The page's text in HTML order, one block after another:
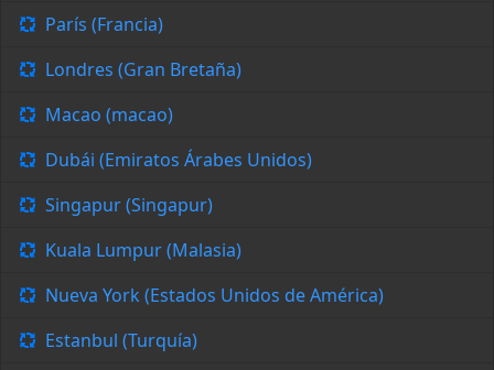
París (Francia)
Londres (Gran Bretaña)
Macao (macao)
Dubái (Emiratos Árabes Unidos)
Singapur (Singapur)
Kuala Lumpur (Malasia)
Nueva York (Estados Unidos de América)
Estanbul (Turquía)